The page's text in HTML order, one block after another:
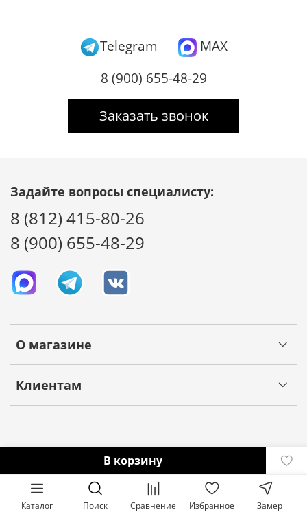
В корзину
Telegram
MAX
8 (900) 655-48-29
Заказать звонок
О магазине
Клиентам
Задайте вопросы специалисту:
8 (812) 415-80-26
8 (900) 655-48-29
Каталог Поиск Сравнение Избранное Замер